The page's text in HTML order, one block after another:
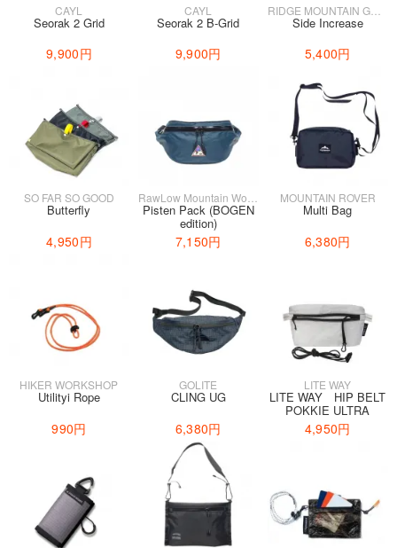
CAYL
Seorak 2 Grid
9,900円
CAYL
Seorak 2 B-Grid
9,900円
RIDGE MOUNTAIN GEAR
Side Increase
5,400円
SO FAR SO GOOD
Butterfly
4,950円
Pisten Pack (BOGEN
edition)
7,150円
MOUNTAIN ROVER
Multi Bag
6,380円
HIKER WORKSHOP
Utilityi Rope
990円
GOLITE
CLING UG
6,380円
LITE WAY
LITE WAY HIP BELT
POKKIE ULTRA
4,950円